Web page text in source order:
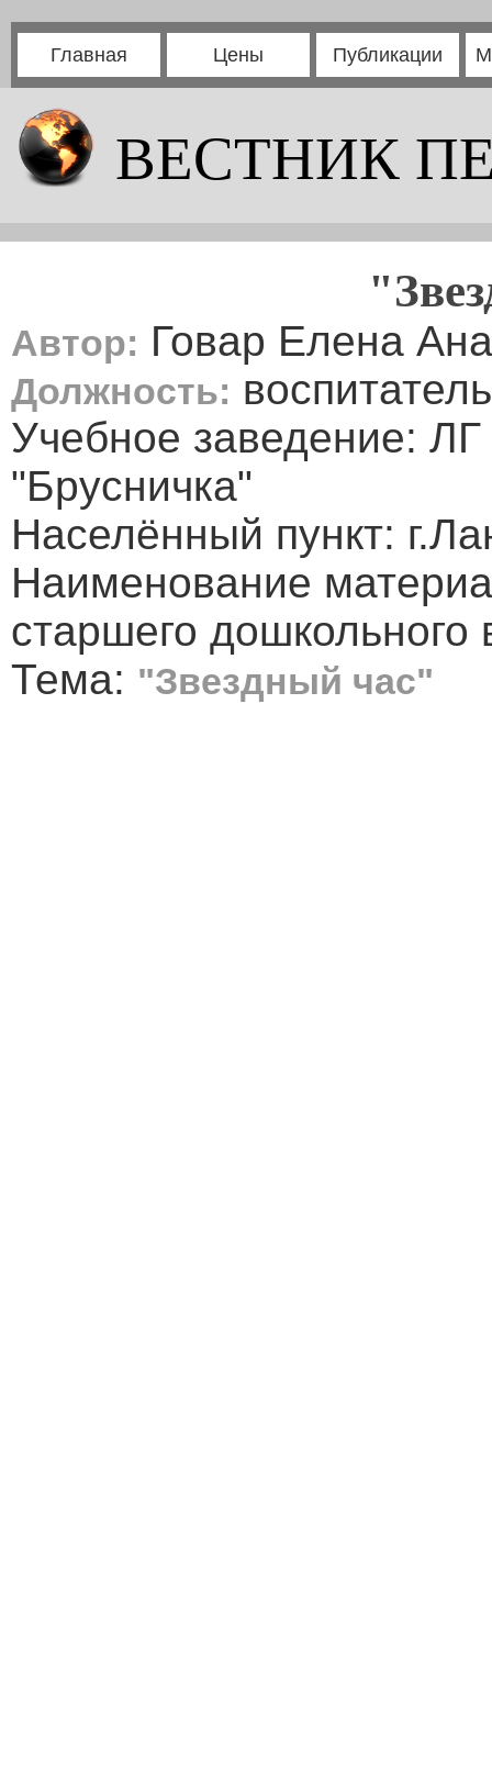
Главная Цены Публикации
ВЕСТНИК
Автор: Говар Елена
Должность: воспитатель
Учебное заведение:
"Брусничка"
Населённый пункт:
Наименование
старшего дошкольного
Тема: "Звездный час"